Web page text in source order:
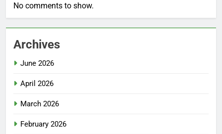
No comments to show.
Archives
June 2026
April 2026
March 2026
February 2026